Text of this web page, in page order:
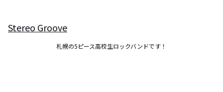
Stereo Groove
札幌の5ピース高校生ロックバンドです！